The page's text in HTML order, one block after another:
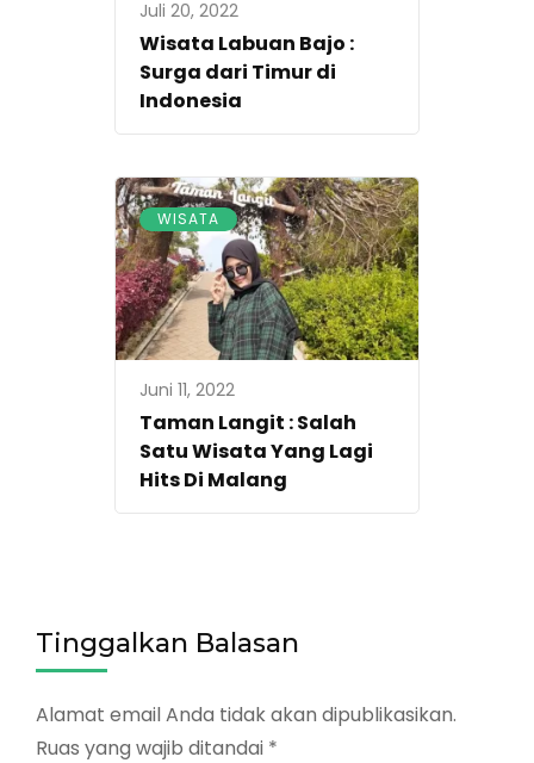
Juli 20, 2022
Wisata Labuan Bajo :
Surga dari Timur di
Indonesia
WISATA
Juni 11, 2022
Taman Langit : Salah
Satu Wisata Yang Lagi
Hits Di Malang
Tinggalkan Balasan
Alamat email Anda tidak akan dipublikasikan.
Ruas yang wajib ditandai *